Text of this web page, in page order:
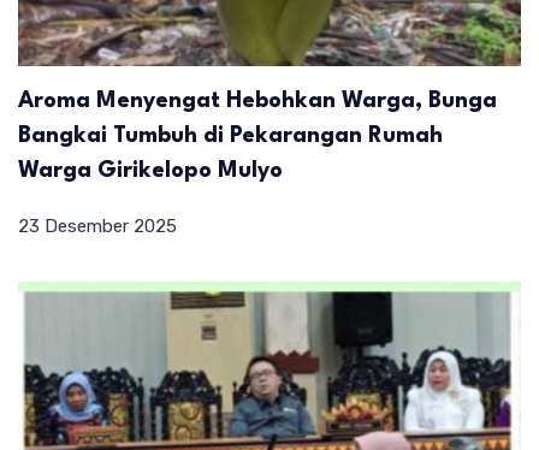
Aroma Menyengat Hebohkan Warga, Bunga
Bangkai Tumbuh di Pekarangan Rumah
Warga Girikelopo Mulyo
23 Desember 2025